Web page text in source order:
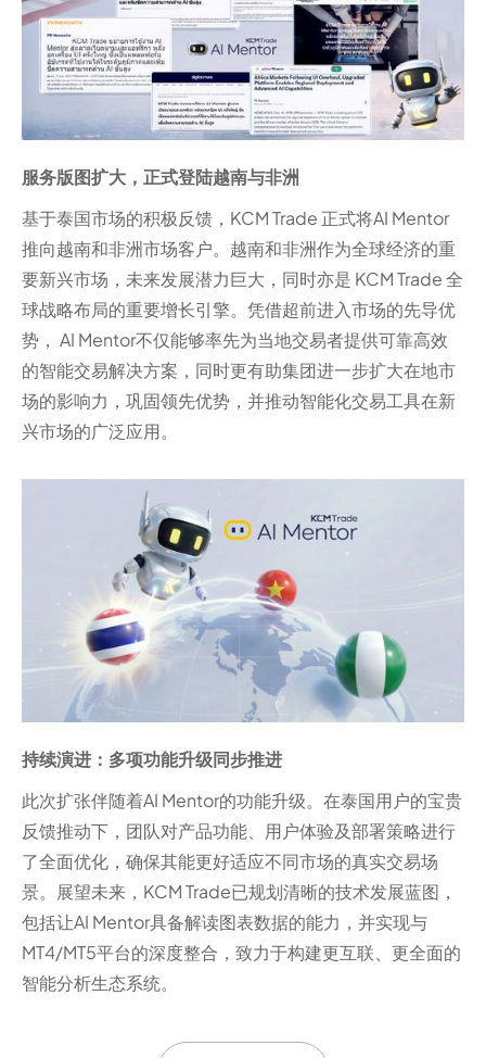
服务版图扩大，正式登陆越南与非洲
基于泰国市场的积极反馈，KCM Trade 正式将AI Mentor
推向越南和非洲市场客户。越南和非洲作为全球经济的重
要新兴市场，未来发展潜力巨大，同时亦是 KCM Trade 全
球战略布局的重要增长引擎。凭借超前进入市场的先导优
势， AI Mentor不仅能够率先为当地交易者提供可靠高效
的智能交易解决方案，同时更有助集团进一步扩大在地市
场的影响力，巩固领先优势，并推动智能化交易工具在新
兴市场的广泛应用。
持续演进：多项功能升级同步推进
此次扩张伴随着AI Mentor的功能升级。在泰国用户的宝贵
反馈推动下，团队对产品功能、用户体验及部署策略进行
了全面优化，确保其能更好适应不同市场的真实交易场
景。展望未来，KCM Trade已规划清晰的技术发展蓝图，
包括让AI Mentor具备解读图表数据的能力，并实现与
MT4/MT5平台的深度整合，致力于构建更互联、更全面的
智能分析生态系统。